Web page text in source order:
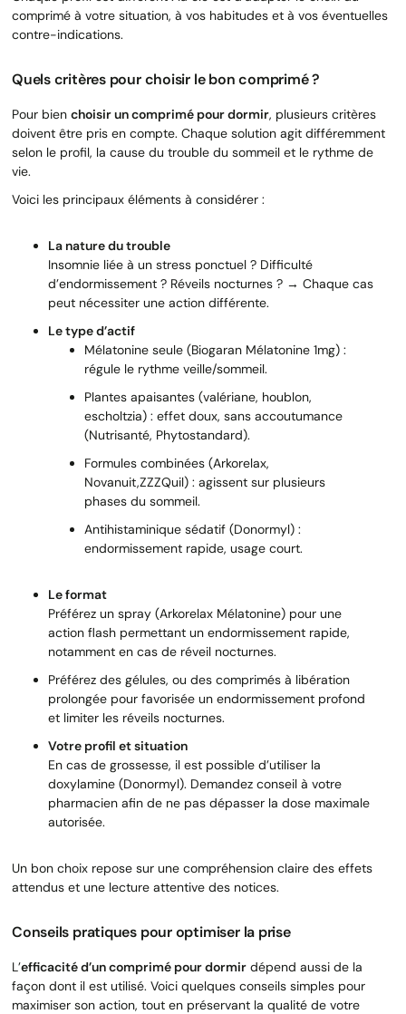
comprimé à votre situation, à vos habitudes et à vos éventuelles
contre-indications.
Quels critères pour choisir le bon comprimé ?
Pour bien choisir un comprimé pour dormir, plusieurs critères
doivent être pris en compte. Chaque solution agit différemment
selon le profil, la cause du trouble du sommeil et le rythme de
vie.
Voici les principaux éléments à considérer :
La nature du trouble
Insomnie liée à un stress ponctuel ? Difficulté
d’endormissement ? Réveils nocturnes ? → Chaque cas
peut nécessiter une action différente.
Le type d’actif
Mélatonine seule (Biogaran Mélatonine 1mg) :
régule le rythme veille/sommeil.
Plantes apaisantes (valériane, houblon,
escholtzia) : effet doux, sans accoutumance
(Nutrisanté, Phytostandard).
Formules combinées (Arkorelax,
Novanuit,ZZZQuil) : agissent sur plusieurs
phases du sommeil.
Antihistaminique sédatif (Donormyl) :
endormissement rapide, usage court.
Le format
Préférez un spray (Arkorelax Mélatonine) pour une
action flash permettant un endormissement rapide,
notamment en cas de réveil nocturnes.
Préférez des gélules, ou des comprimés à libération
prolongée pour favorisée un endormissement profond
et limiter les réveils nocturnes.
Votre profil et situation
En cas de grossesse, il est possible d’utiliser la
doxylamine (Donormyl). Demandez conseil à votre
pharmacien afin de ne pas dépasser la dose maximale
autorisée.
Un bon choix repose sur une compréhension claire des effets
attendus et une lecture attentive des notices.
Conseils pratiques pour optimiser la prise
L’efficacité d’un comprimé pour dormir dépend aussi de la
façon dont il est utilisé. Voici quelques conseils simples pour
maximiser son action, tout en préservant la qualité de votre